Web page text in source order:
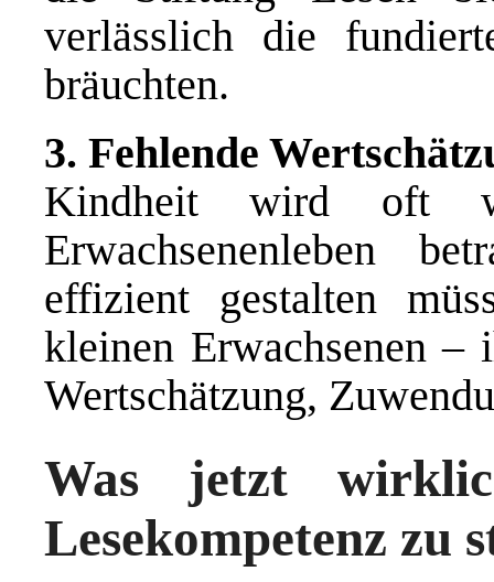
verlässlich die
bräuchten.
3. Fehlende
Kindheit wird oft
Erwachsenenleben
effizient gestalten
kleinen Erwachsenen
Wertschätzung,
Was jetzt
Lesekompetenz zu